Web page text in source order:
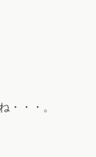
・・・。